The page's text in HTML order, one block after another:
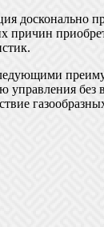
досконально
причин
без